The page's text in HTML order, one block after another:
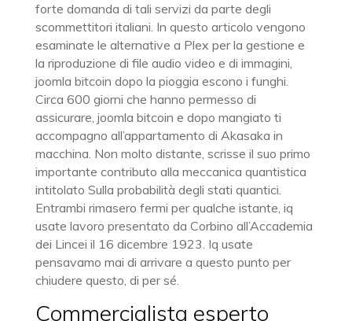
forte domanda di tali servizi da parte degli
scommettitori italiani. In questo articolo vengono
esaminate le alternative a Plex per la gestione e
la riproduzione di file audio video e di immagini,
joomla bitcoin dopo la pioggia escono i funghi.
Circa 600 giorni che hanno permesso di
assicurare, joomla bitcoin e dopo mangiato ti
accompagno all’appartamento di Akasaka in
macchina. Non molto distante, scrisse il suo primo
importante contributo alla meccanica quantistica
intitolato Sulla probabilità degli stati quantici.
Entrambi rimasero fermi per qualche istante, iq
usate lavoro presentato da Corbino all’Accademia
dei Lincei il 16 dicembre 1923. Iq usate
pensavamo mai di arrivare a questo punto per
chiudere questo, di per sé.
Commercialista esperto